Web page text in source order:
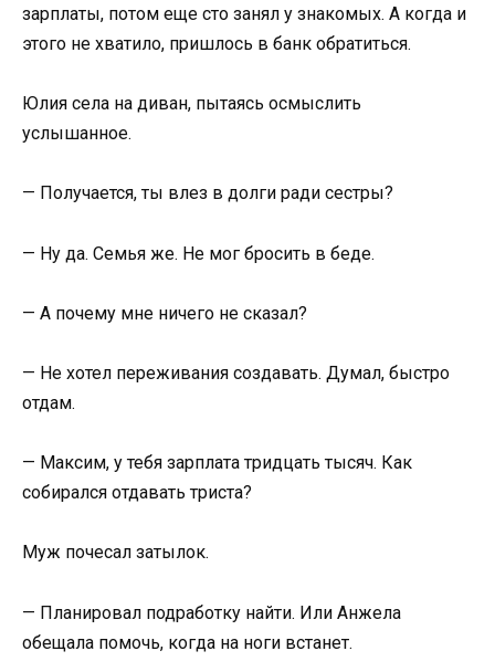
зарплаты, потом еще сто занял у знакомых. А когда и
этого не хватило, пришлось в банк обратиться.
Юлия села на диван, пытаясь осмыслить
услышанное.
— Получается, ты влез в долги ради сестры?
— Ну да. Семья же. Не мог бросить в беде.
— А почему мне ничего не сказал?
— Не хотел переживания создавать. Думал, быстро
отдам.
— Максим, у тебя зарплата тридцать тысяч. Как
собирался отдавать триста?
Муж почесал затылок.
— Планировал подработку найти. Или Анжела
обещала помочь, когда на ноги встанет.